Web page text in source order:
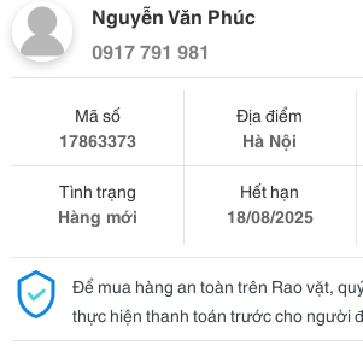
Nguyễn Văn Phúc
0917 791 981
Mã số
17863373
Địa điểm
Hà Nội
Tình trạng
Hàng mới
Hết hạn
18/08/2025
Để mua hàng an toàn trên Rao vặt,
thực hiện thanh toán trước cho người